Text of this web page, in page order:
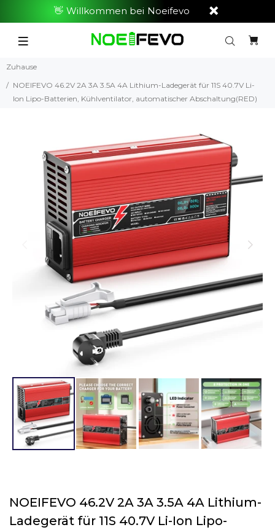
👋 Willkommen bei Noeifevo
Zuhause
NOEIFEVO 46.2V 2A 3A 3.5A 4A Lithium-Ladegerät für 11S 40.7V Li-
Ion Lipo-Batterien, Kühlventilator, automatischer Abschaltung(RED)
NOEIFEVO 46.2V 2A 3A 3.5A 4A Lithium-
Ladegerät für 11S 40.7V Li-Ion Lipo-